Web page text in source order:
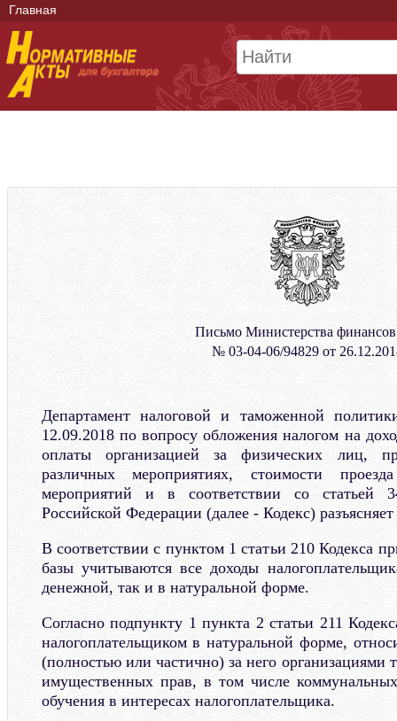
Главная
Письмо Министерства
№ 03-04-06/94829 от
Департамент налоговой и таможенной
12.09.2018 по вопросу обложения налогом на
оплаты организацией за физических лиц,
различных мероприятиях, стоимости
мероприятий и в соответствии со статьей
Российской Федерации (далее - Кодекс)
В соответствии с пунктом 1 статьи 210 Кодекса
базы учитываются все доходы
денежной, так и в натуральной форме.
Согласно подпункту 1 пункта 2 статьи 211
налогоплательщиком в натуральной форме,
(полностью или частично) за него организациями
имущественных прав, в том числе
обучения в интересах налогоплательщика.